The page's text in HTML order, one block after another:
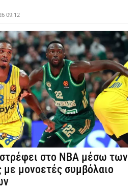
09:12
στο NBA μέσω των
μονοετές συμβόλαιο